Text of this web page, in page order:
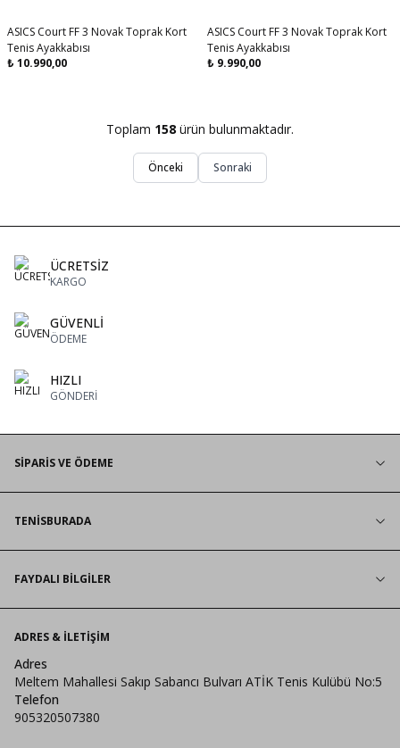
Aynı Gün Kargo
ASICS Court FF 3 Novak Toprak Kort
Tenis Ayakkabısı
₺ 10.990,00
Aynı Gün Kargo
ASICS Court FF 3 Novak Toprak Kort
Tenis Ayakkabısı
₺ 9.990,00
Toplam 158ürün bulunmaktadır.
Önceki Sonraki
ÜCRETSİZ
KARGO
GÜVENLİ
ÖDEME
HIZLI
GÖNDERİ
SİPARİS VE ÖDEME
TENİSBURADA
FAYDALI BİLGİLER
ADRES & İLETIŞIM
Adres
Meltem Mahallesi Sakıp Sabancı Bulvarı ATİK Tenis Kulübü No:5
Telefon
905320507380